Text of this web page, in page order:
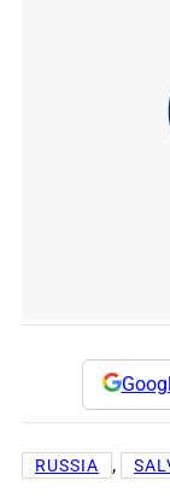
RUSSIA ,